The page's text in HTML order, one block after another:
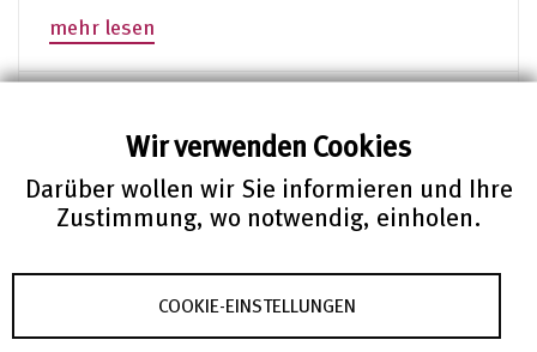
Wir verwenden Cookies
Darüber wollen wir Sie informieren und Ihre
Zustimmung, wo notwendig, einholen.
COOKIE-EINSTELLUNGEN
mehr lesen
RADAR Videotutorials
Lernen Sie mit Hilfe unserer Videotutorials
Schritt für Schritt, wie Sie mit RADAR zuverlässig
publizieren.